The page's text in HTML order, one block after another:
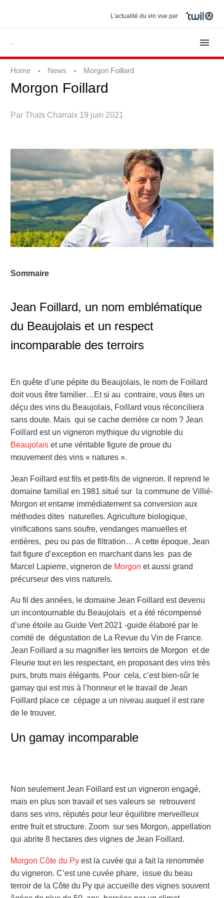
L’actualité du vin vue par
Home News Morgon Foillard
Morgon Foillard
Par Thaïs Charraix 19 juin 2021
Sommaire
Jean Foillard, un nom emblématique
du Beaujolais et un respect
incomparable des terroirs
En quête d’une pépite du Beaujolais, le nom de Foillard
doit vous être familier…Et si au contraire, vous êtes un
déçu des vins du Beaujolais, Foillard vous réconciliera
sans doute. Mais qui se cache derrière ce nom ? Jean
Foillard est un vigneron mythique du vignoble du
Beaujolais et une véritable figure de proue du
mouvement des vins « natures ».
Jean Foillard est fils et petit-fils de vigneron. Il reprend le
domaine familial en 1981 situé sur la commune de Villié-
Morgon et entame immédiatement sa conversion aux
méthodes dites naturelles. Agriculture biologique,
vinifications sans soufre, vendanges manuelles et
entières, peu ou pas de filtration… A cette époque, Jean
fait figure d’exception en marchant dans les pas de
Marcel Lapierre, vigneron de Morgon et aussi grand
précurseur des vins naturels.
Au fil des années, le domaine Jean Foillard est devenu
un incontournable du Beaujolais et a été récompensé
d’une étoile au Guide Vert 2021 -guide élaboré par le
comité de dégustation de La Revue du Vin de France.
Jean Foillard a su magnifier les terroirs de Morgon et de
Fleurie tout en les respectant, en proposant des vins très
purs, bruts mais élégants. Pour cela, c’est bien-sûr le
gamay qui est mis à l’honneur et le travail de Jean
Foillard place ce cépage a un niveau auquel il est rare
de le trouver.
Un gamay incomparable
Non seulement Jean Foillard est un vigneron engagé,
mais en plus son travail et ses valeurs se retrouvent
dans ses vins, réputés pour leur équilibre merveilleux
entre fruit et structure. Zoom sur ses Morgon, appellation
qui abrite 8 hectares des vignes de Jean Foillard.
Morgon Côte du Py est la cuvée qui a fait la renommée
du vigneron. C’est une cuvée phare, issue du beau
terroir de la Côte du Py qui accueille des vignes souvent